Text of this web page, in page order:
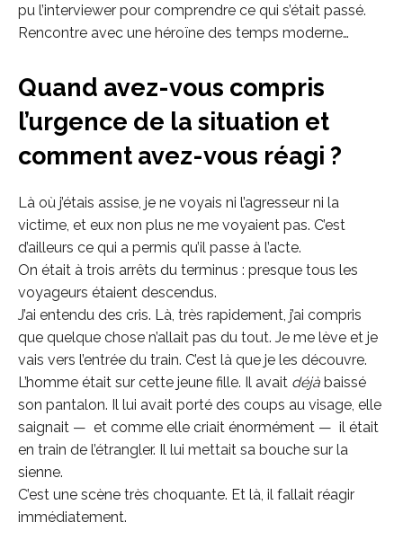
pu l’interviewer pour comprendre ce qui s’était passé.
Rencontre avec une héroïne des temps moderne…
Quand avez-vous compris
l’urgence de la situation et
comment avez-vous réagi ?
Là où j’étais assise, je ne voyais ni l’agresseur ni la
victime, et eux non plus ne me voyaient pas. C’est
d’ailleurs ce qui a permis qu’il passe à l’acte.
On était à trois arrêts du terminus : presque tous les
voyageurs étaient descendus.
J’ai entendu des cris. Là, très rapidement, j’ai compris
que quelque chose n’allait pas du tout. Je me lève et je
vais vers l’entrée du train. C’est là que je les découvre.
L’homme était sur cette jeune fille. Il avait déjà baissé
son pantalon. Il lui avait porté des coups au visage, elle
saignait — et comme elle criait énormément — il était
en train de l’étrangler. Il lui mettait sa bouche sur la
sienne.
C’est une scène très choquante. Et là, il fallait réagir
immédiatement.